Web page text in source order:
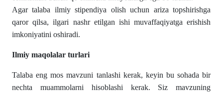
Agar talaba ilmiy stipendiya olish uchun ariza topshirishga
qaror qilsa, ilgari nashr etilgan ishi muvaffaqiyatga erishish
imkoniyatini oshiradi.
Ilmiy maqolalar turlari
Talaba eng mos mavzuni tanlashi kerak, keyin bu sohada bir
nechta muammolarni hisoblashi kerak. Siz mavzuning